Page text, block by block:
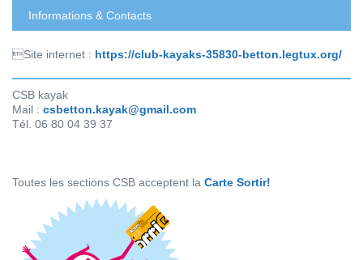
Informations & Contacts
Site internet : https://club-kayaks-35830-betton.legtux.org/
CSB kayak
Mail : csbetton.kayak@gmail.com
Tél. 06 80 04 39 37
Toutes les sections CSB acceptent la Carte Sortir!